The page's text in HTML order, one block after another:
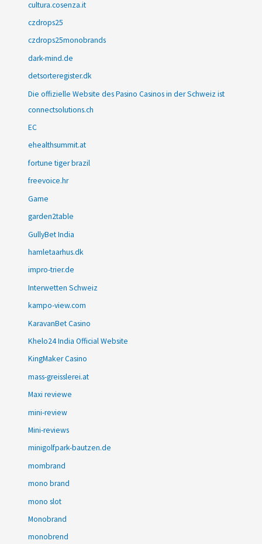
cultura.cosenza.it
czdrops25
czdrops25monobrands
dark-mind.de
detsorteregister.dk
Die offizielle Website des Pasino Casinos in der Schweiz ist
connectsolutions.ch
EC
ehealthsummit.at
fortune tiger brazil
freevoice.hr
Game
garden2table
GullyBet India
hamletaarhus.dk
impro-trier.de
Interwetten Schweiz
kampo-view.com
KaravanBet Casino
Khelo24 India Official Website
KingMaker Casino
mass-greisslerei.at
Maxi reviewe
mini-review
Mini-reviews
minigolfpark-bautzen.de
mombrand
mono brand
mono slot
Monobrand
monobrend